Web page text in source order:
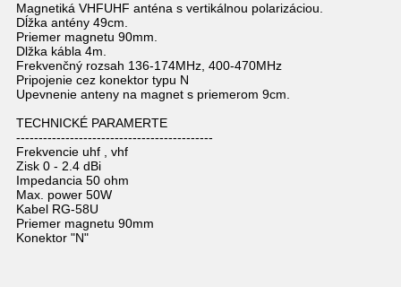
Magnetiká VHFUHF anténa s vertikálnou polarizáciou.
Dĺžka antény 49cm.
Priemer magnetu 90mm.
Dlžka kábla 4m.
Frekvenčný rozsah 136-174MHz, 400-470MHz
Pripojenie cez konektor typu N
Upevnenie anteny na magnet s priemerom 9cm.
TECHNICKÉ PARAMERTE
--------------------------------------------
Frekvencie uhf , vhf
Zisk 0 - 2.4 dBi
Impedancia 50 ohm
Max. power 50W
Kabel RG-58U
Priemer magnetu 90mm
Konektor "N"